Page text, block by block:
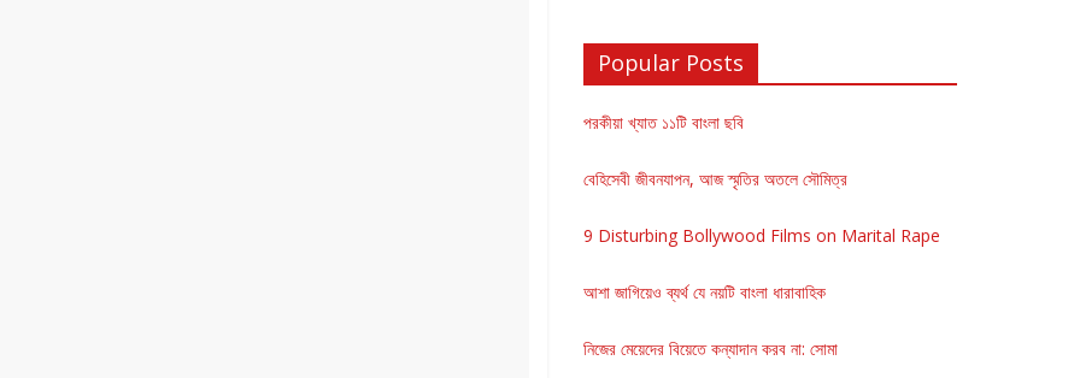
Popular Posts
পরকীয়া খ্যাত ১১টি বাংলা ছবি
বেহিসেবী জীবনযাপন, আজ স্মৃতির অতলে সৌমিত্র
9 Disturbing Bollywood Films on Marital Rape
আশা জাগিয়েও ব্যর্থ যে নয়টি বাংলা ধারাবাহিক
নিজের মেয়েদের বিয়েতে কন্যাদান করব না: সোমা